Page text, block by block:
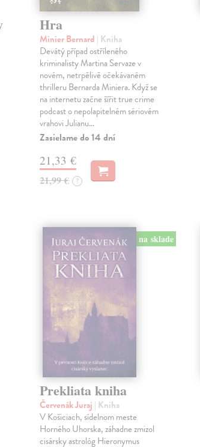
Hra
Minier Bernard | Kniha
Devátý případ ostříleného
kriminalisty Martina Servaze v
novém, netrpělivě očekávaném
thrilleru Bernarda Miniera. Když se
na internetu začne šířit true crime
podcast o nepolapitelném sériovém
vrahovi Julianu…
Zasielame do 14 dní
21,33 €
21,99 € ?
na sklade
Prekliata kniha
Červenák Juraj | Kniha
V Košiciach, sídelnom meste
Horného Uhorska, záhadne zmizol
cisársky astrológ Hieronymus